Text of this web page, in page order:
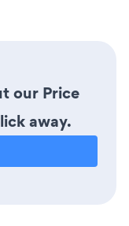
our Price
away.